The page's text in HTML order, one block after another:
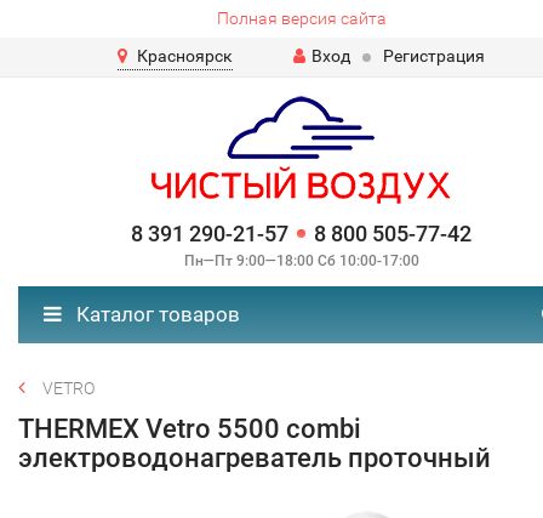
Полная версия сайта
Красноярск
Вход Регистрация
8 391 290-21-57 8 800 505-77-42
Пн—Пт 9:00—18:00 Сб 10:00-17:00
Каталог товаров
VETRO
THERMEX Vetro 5500 combi
электроводонагреватель проточный